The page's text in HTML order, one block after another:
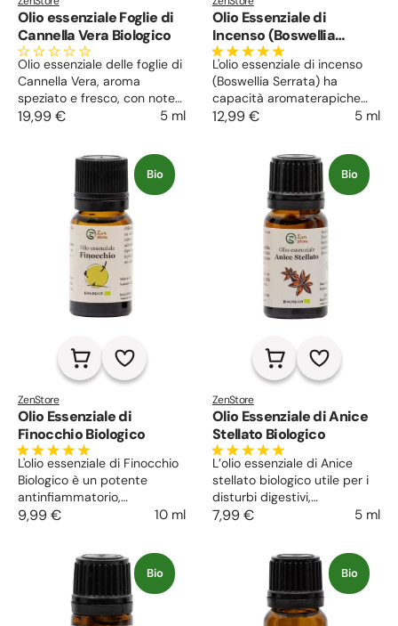
Olio essenziale Foglie di
Cannella Vera Biologico
Olio essenziale delle foglie di
Cannella Vera, aroma
speziato e fresco, con note
vivaci e intense.
19,99 € 5 ml
Olio Essenziale di
Incenso (Boswellia
Serrata)
L'olio essenziale di incenso
(Boswellia Serrata) ha
capacità aromaterapiche
espettoranti ed
massaggi anti-smagliature e
per contrastare i dolori
reumatici.
12,99 € 5 ml
Bio
ZenStore
Olio Essenziale di
Finocchio Biologico
L'olio essenziale di Finocchio
Biologico è un potente
antinfiammatorio,
antisettico e antispastico.
9,99 € 10 ml
Bio
ZenStore
Olio Essenziale di Anice
Stellato Biologico
L’olio essenziale di Anice
stellato biologico utile per i
disturbi digestivi,
antispasmodico,
articolari, purifica pelle e
capelli, sostiene la donna
nelle sue fasi. Afrodisiaco, dà
equilibrio e stabilità.
7,99 € 5 ml
Bio Bio